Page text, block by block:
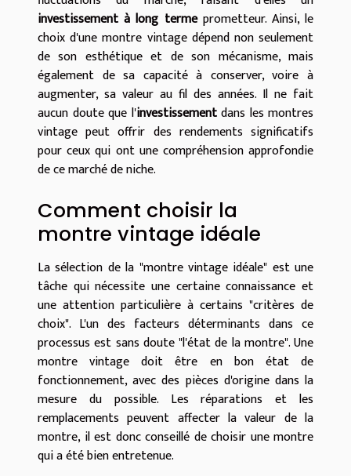
investissement à long termeprometteur. Ainsi, le
choix d'une montre vintage dépend non seulement
de son esthétique et de son mécanisme, mais
également de sa capacité à conserver, voire à
augmenter, sa valeur au fil des années. Il ne fait
aucun doute que l'investissementdans les montres
vintage peut offrir des rendements significatifs
pour ceux qui ont une compréhension approfondie
de ce marché de niche.
Comment choisir la
montre vintage idéale
La sélection de la "montre vintage idéale" est une
tâche qui nécessite une certaine connaissance et
une attention particulière à certains "critères de
choix". L'un des facteurs déterminants dans ce
processus est sans doute "l'état de la montre". Une
montre vintage doit être en bon état de
fonctionnement, avec des pièces d'origine dans la
mesure du possible. Les réparations et les
remplacements peuvent affecter la valeur de la
montre, il est donc conseillé de choisir une montre
qui a été bien entretenue.